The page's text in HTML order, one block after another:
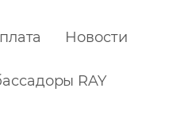
Новости
RAY